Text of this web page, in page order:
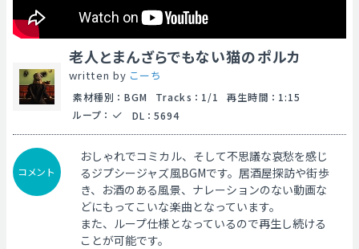
老人とまんざらでもない猫のポルカ
written by こーち
素材種別 ： BGM Tracks ： 1/1 再生時間 ： 1:15
ループ ： DL ： 5694
コメント
おしゃれでコミカル、そして不思議な哀愁を感じ
るジプシージャズ風BGMです。居酒屋探訪や街歩
き、お酒のある風景、ナレーションのない動画な
どにもってこいな楽曲となっています。
また、ループ仕様となっているので再生し続ける
ことが可能です。